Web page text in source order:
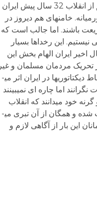
ترکیه نزدیکترم تا خمینی و ایران. حکومت ایران حال می­کوشد نشان دهد که انقلاب تونس و مصر و جهان عرب ملهم از انقلاب 32 سال پیش ایران
خامنه­ای هم دیروز در
باشند. اما جالب است که
این رخداها بسیار
اخیر ایران الهام بخش این
تحریک مردمان مسلمان و غیر
مذهبی های منطقه مؤثر بوده است، ولی این هم جای انکار ندارد که وقوع جنبش­های خاورمیانه و پیروزی آنها در اسقاط دیکتاتوری­ها در ایران اثر می­
اما چاره ای نمی­بینند
خود می­دانند که انقلاب
ایران که در آغاز دیکتاتوری­های جهان اسلام را لرزانده بود و مردمان را به آینده بهتر امیدوار کرده بود اکون مایه عبرت شده و همگان از آن تبری می­
این بار از آگاهی لازم و